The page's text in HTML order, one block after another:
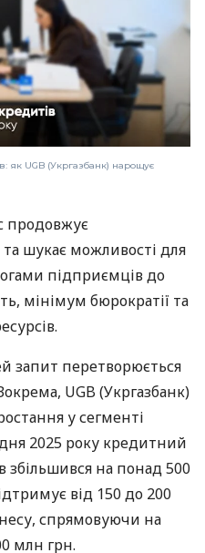
як UGB (Укргазбанк) нарощує
продовжує
шукає можливості для
підприємців до
мінімум бюрократії та
запит перетворюється
UGB (Укргазбанк)
у сегменті
2025 року кредитний
на понад 500
від 150 до 200
спрямовуючи на
млн грн.